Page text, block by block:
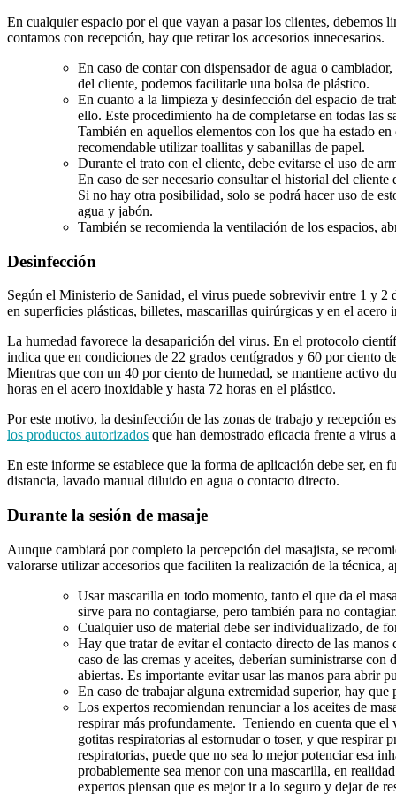
En cualquier espacio por el que vayan a pasar los clientes, debemos
contamos con recepción, hay que retirar los accesorios innecesarios.
En caso de contar con dispensador de agua o
del cliente, podemos facilitarle una bolsa de plástico.
En cuanto a la limpieza y desinfección del espacio de
ello. Este procedimiento ha de completarse en todas las
También en aquellos elementos con los que ha estado
recomendable utilizar toallitas y sabanillas de papel.
Durante el trato con el cliente, debe evitarse el uso de
En caso de ser necesario consultar el historial del
Si no hay otra posibilidad, solo se podrá hacer uso de
agua y jabón.
También se recomienda la ventilación de los espacios,
Desinfección
Según el Ministerio de Sanidad, el virus puede sobrevivir entre 1 y 2
en superficies plásticas, billetes, mascarillas quirúrgicas y en el acero
La humedad favorece la desaparición del virus. En el protocolo
indica que en condiciones de 22 grados centígrados y 60 por ciento
Mientras que con un 40 por ciento de humedad, se mantiene activo
horas en el acero inoxidable y hasta 72 horas en el plástico.
Por este motivo, la desinfección de las zonas de trabajo y recepción
los productos autorizados que han demostrado eficacia frente a
En este informe se establece que la forma de aplicación debe ser,
distancia, lavado manual diluido en agua o contacto directo.
Durante la sesión de masaje
Aunque cambiará por completo la percepción del masajista, se
valorarse utilizar accesorios que faciliten la realización de la técnica,
Usar mascarilla en todo momento, tanto el que da el
sirve para no contagiarse, pero también para no
Cualquier uso de material debe ser individualizado, de
Hay que tratar de evitar el contacto directo de las
caso de las cremas y aceites, deberían suministrarse
abiertas. Es importante evitar usar las manos para abrir
En caso de trabajar alguna extremidad superior, hay
Los expertos recomiendan renunciar a los aceites de
respirar más profundamente. Teniendo en cuenta que el
gotitas respiratorias al estornudar o toser, y que respirar
respiratorias, puede que no sea lo mejor potenciar esa
probablemente sea menor con una mascarilla, en
expertos piensan que es mejor ir a lo seguro y dejar de